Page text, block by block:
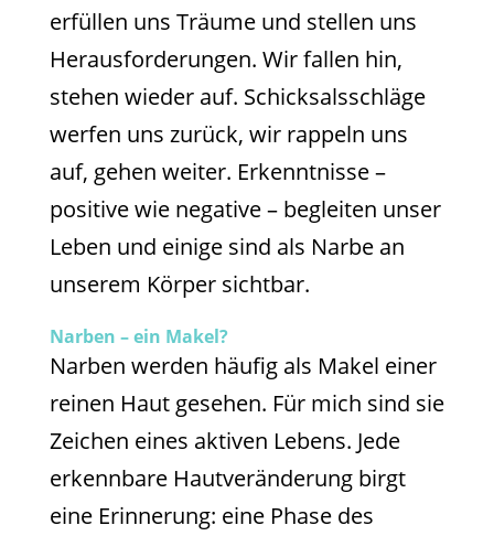
erfüllen uns Träume und stellen uns
Herausforderungen. Wir fallen hin,
stehen wieder auf. Schicksalsschläge
werfen uns zurück, wir rappeln uns
auf, gehen weiter. Erkenntnisse –
positive wie negative – begleiten unser
Leben und einige sind als Narbe an
unserem Körper sichtbar.
Narben – ein Makel?
Narben werden häufig als Makel einer
reinen Haut gesehen. Für mich sind sie
Zeichen eines aktiven Lebens. Jede
erkennbare Hautveränderung birgt
eine Erinnerung: eine Phase des